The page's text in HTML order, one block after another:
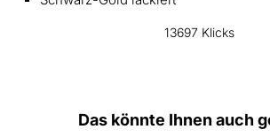
13697 Klicks
Das könnte Ihnen auch